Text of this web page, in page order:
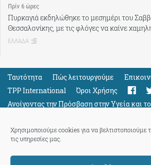
Χρησιμοποιούμε cookies για να βελτιστοποιούμε
τις υπηρεσίες μας.
Πρίν 6 ώρες
Πυρκαγιά εκδηλώθηκε το μεσημέρι του
Θεσσαλονίκης, με τις φλόγες να καίνε
ΕΛΛΑΔΑ
Ταυτότητα Πώς λειτουργούμε
TPP International
Όροι Χρήσης
Ανοίγοντας την Πρόσβαση στην Υγεία και
Όλους